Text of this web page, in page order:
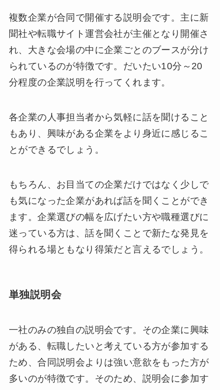
複数企業が合同で開催する説明会です。主に新
聞社や転職サイト運営会社が主催となり開催さ
れ、大きな会場の中に企業ごとのブースが分け
られているのが特徴です。だいたい10分～20
分程度の企業説明を行ってくれます。
各企業の人事担当者から気軽に話を聞けること
もあり、興味がある企業をより身近に感じるこ
とができるでしょう。
もちろん、お目当ての企業だけではなく少しで
も気になった企業があれば話を聞くことができ
ます。企業選びの幅を広げたい方や職種選びに
迷っている方は、話を聞くことで新たな発見を
得られる場ともなり得策だと言えるでしょう。
単独説明会
一社のみの独自の説明会です。その企業に興味
がある、転職したいと考えている方が参加する
ため、合同説明会よりは強い意欲をもった方が
多いのが特徴です。そのため、説明会に参加す